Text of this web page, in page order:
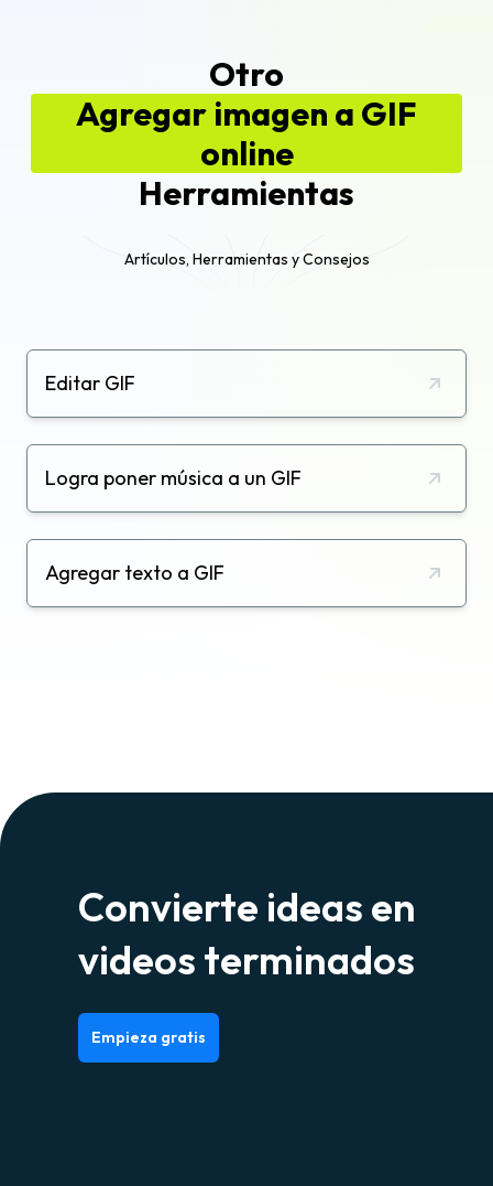
Otro
Agregar imagen a GIF
online
Herramientas
Artículos, Herramientas y Consejos
Editar GIF
Logra poner música a un GIF
Agregar texto a GIF
Convierte ideas en
videos terminados
Empieza gratis